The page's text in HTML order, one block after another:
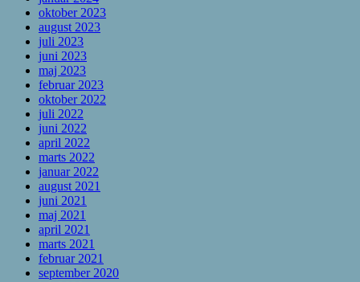
oktober 2023
august 2023
juli 2023
juni 2023
maj 2023
februar 2023
oktober 2022
juli 2022
juni 2022
april 2022
marts 2022
januar 2022
august 2021
juni 2021
maj 2021
april 2021
marts 2021
februar 2021
september 2020